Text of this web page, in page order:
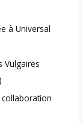
à Universal
Vulgaires